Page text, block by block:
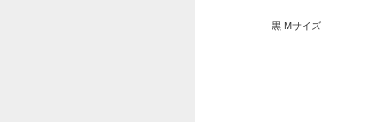
黒 Mサイズ